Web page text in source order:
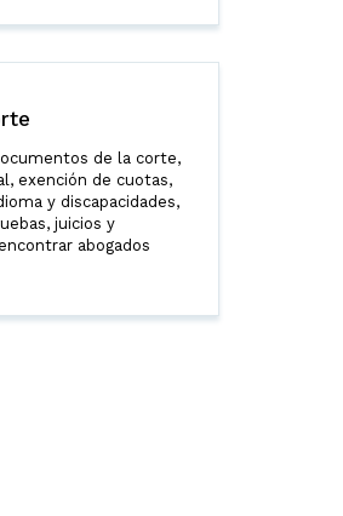
de la corte,
exención de cuotas,
y discapacidades,
juicios y
abogados